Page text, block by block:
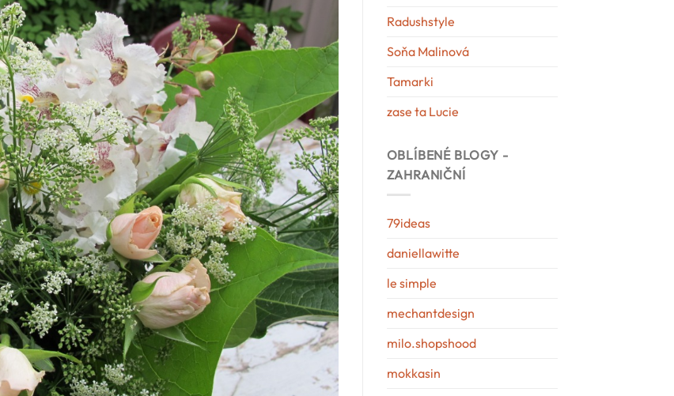
Radushstyle
Soňa Malinová
Tamarki
zase ta Lucie
OBLÍBENÉ BLOGY -
ZAHRANIČNÍ
79ideas
daniellawitte
le simple
mechantdesign
milo.shopshood
mokkasin